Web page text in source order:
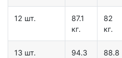
12 шт.
87.1
кг.
82
кг.
13 шт.
94.3
88.8